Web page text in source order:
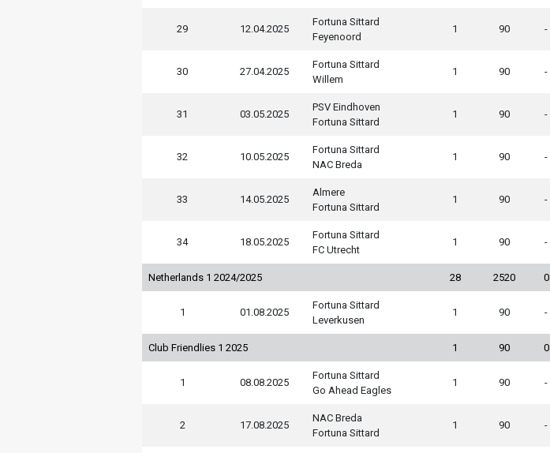
29 12.04.2025
Fortuna Sittard
Feyenoord
1 90 -
30 27.04.2025
Fortuna Sittard
Willem
1 90 -
31 03.05.2025
PSV Eindhoven
Fortuna Sittard
1 90 -
32 10.05.2025
Fortuna Sittard
NAC Breda
1 90 -
33 14.05.2025
Almere
Fortuna Sittard
1 90 -
34 18.05.2025
Fortuna Sittard
FC Utrecht
1 90 -
Netherlands 1 2024/2025 28 2520 0
1 01.08.2025
Fortuna Sittard
Leverkusen
1 90 -
Club Friendlies 1 2025 1 90 0
1 08.08.2025
Fortuna Sittard
Go Ahead Eagles
1 90 -
2 17.08.2025
NAC Breda
Fortuna Sittard
1 90 -